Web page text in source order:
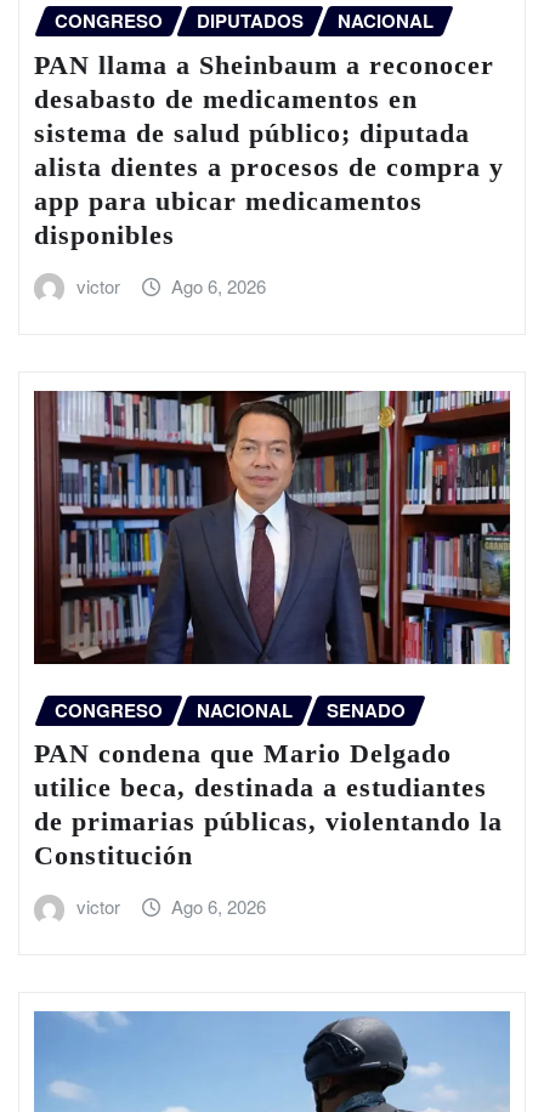
CONGRESO DIPUTADOS NACIONAL
PAN llama a Sheinbaum a reconocer
desabasto de medicamentos en
sistema de salud público; diputada
alista dientes a procesos de compra y
app para ubicar medicamentos
disponibles
victor Ago 6, 2026
CONGRESO NACIONAL SENADO
PAN condena que Mario Delgado
utilice beca, destinada a estudiantes
de primarias públicas, violentando la
Constitución
victor Ago 6, 2026